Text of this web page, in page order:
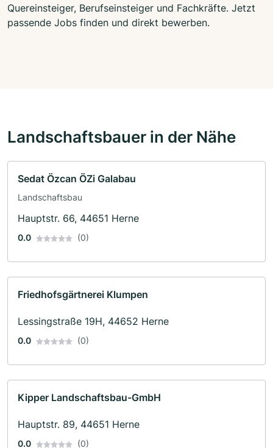
Quereinsteiger, Berufseinsteiger und Fachkräfte. Jetzt
passende Jobs finden und direkt bewerben.
Landschaftsbauer in der Nähe
Sedat Özcan ÖZi Galabau
Landschaftsbau
Hauptstr. 66, 44651 Herne
0.0 (0)
Friedhofsgärtnerei Klumpen
Lessingstraße 19H, 44652 Herne
0.0 (0)
Kipper Landschaftsbau-GmbH
Hauptstr. 89, 44651 Herne
0.0 (0)